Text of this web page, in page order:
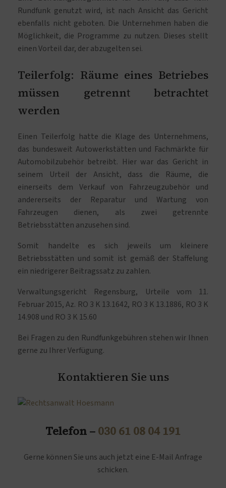
Rundfunk genutzt wird, ist nach Ansicht das Gericht
ebenfalls nicht geboten. Die Unternehmen haben die
Möglichkeit, die Programme zu nutzen. Dieses stellt
einen Vorteil dar, der abzugelten sei.
Teilerfolg: Räume eines Betriebes
müssen getrennt betrachtet
werden
Einen Teilerfolg hatte die Klage des Unternehmens,
das bundesweit Autowerkstätten und Fachmärkte für
Automobilzubehör betreibt. Hier war das Gericht in
seinem Urteil der Ansicht, dass die Räume, die
einerseits dem Verkauf von Fahrzeugzubehör und
andererseits der Reparatur und Wartung von
Fahrzeugen dienen, als zwei getrennte
Betriebsstätten anzusehen sind.
Somit handelte es sich jeweils um kleinere
Betriebsstätten und somit ist gemäß der Staffelung
ein niedrigerer Beitragssatz zu zahlen.
Verwaltungsgericht Regensburg, Urteile vom 11.
Februar 2015, Az. RO 3 K 13.1642, RO 3 K 13.1886, RO 3 K
14.908 und RO 3 K 15.60
Bei Fragen zu den Rundfunkgebühren stehen wir Ihnen
gerne zu Ihrer Verfügung.
Kontaktieren Sie uns
Telefon – 030 61 08 04 191
Gerne können Sie uns auch jetzt eine E-Mail Anfrage
schicken.